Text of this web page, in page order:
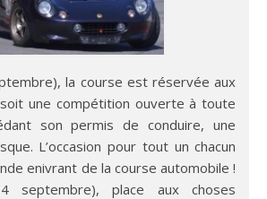
la course est réservée aux
une compétition ouverte à toute
son permis de conduire, une
L’occasion pour tout un chacun
enivrant de la course automobile !
septembre), place aux choses